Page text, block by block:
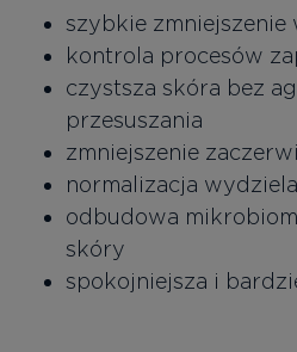
szybkie
kontrola procesów
czystsza skóra bez
przesuszania
zmniejszenie
normalizacja
odbudowa
skóry
spokojniejsza i